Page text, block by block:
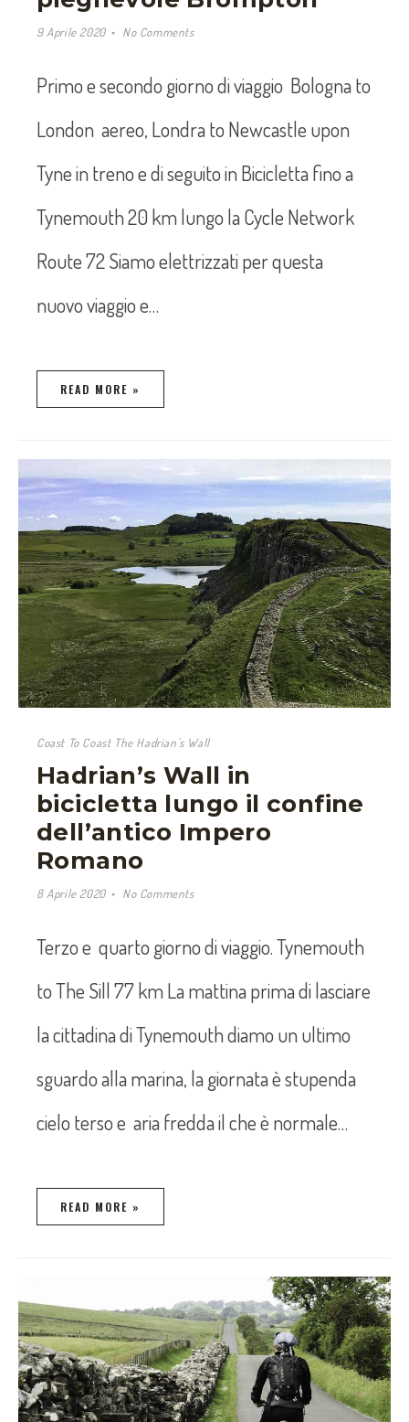
9 Aprile 2020 No Comments
Primo e secondo giorno di viaggio Bologna to
London aereo, Londra to Newcastle upon
Tyne in treno e di seguito in Bicicletta fino a
Tynemouth 20 km lungo la Cycle Network
Route 72 Siamo elettrizzati per questa
nuovo viaggio e…
READ MORE »
Coast To Coast The Hadrian's Wall
Hadrian’s Wall in
bicicletta lungo il confine
dell’antico Impero
Romano
8 Aprile 2020 No Comments
Terzo e quarto giorno di viaggio. Tynemouth
to The Sill 77 km La mattina prima di lasciare
la cittadina di Tynemouth diamo un ultimo
sguardo alla marina, la giornata è stupenda
cielo terso e aria fredda il che è normale…
READ MORE »